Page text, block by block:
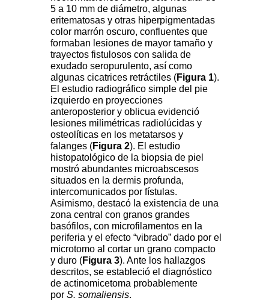
5 a 10 mm de diámetro, algunas
eritematosas y otras hiperpigmentadas
color marrón oscuro, confluentes que
formaban lesiones de mayor tamaño y
trayectos fistulosos con salida de
exudado seropurulento, así como
algunas cicatrices retráctiles (Figura 1).
El estudio radiográfico simple del pie
izquierdo en proyecciones
anteroposterior y oblicua evidenció
lesiones milimétricas radiolúcidas y
osteolíticas en los metatarsos y
falanges (Figura 2). El estudio
histopatológico de la biopsia de piel
mostró abundantes microabscesos
situados en la dermis profunda,
intercomunicados por fístulas.
Asimismo, destacó la existencia de una
zona central con granos grandes
basófilos, con microfilamentos en la
periferia y el efecto “vibrado” dado por el
microtomo al cortar un grano compacto
y duro (Figura 3). Ante los hallazgos
descritos, se estableció el diagnóstico
de actinomicetoma probablemente
por S. somaliensis.